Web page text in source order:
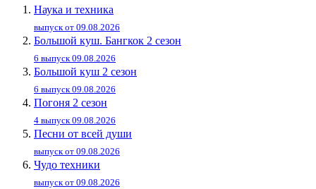
Наука и техника
выпуск от 09.08.2026
Большой куш. Бангкок 2 сезон
6 выпуск 09.08.2026
Большой куш 2 сезон
6 выпуск 09.08.2026
Погоня 2 сезон
4 выпуск 09.08.2026
Песни от всей души
выпуск от 09.08.2026
Чудо техники
выпуск от 09.08.2026